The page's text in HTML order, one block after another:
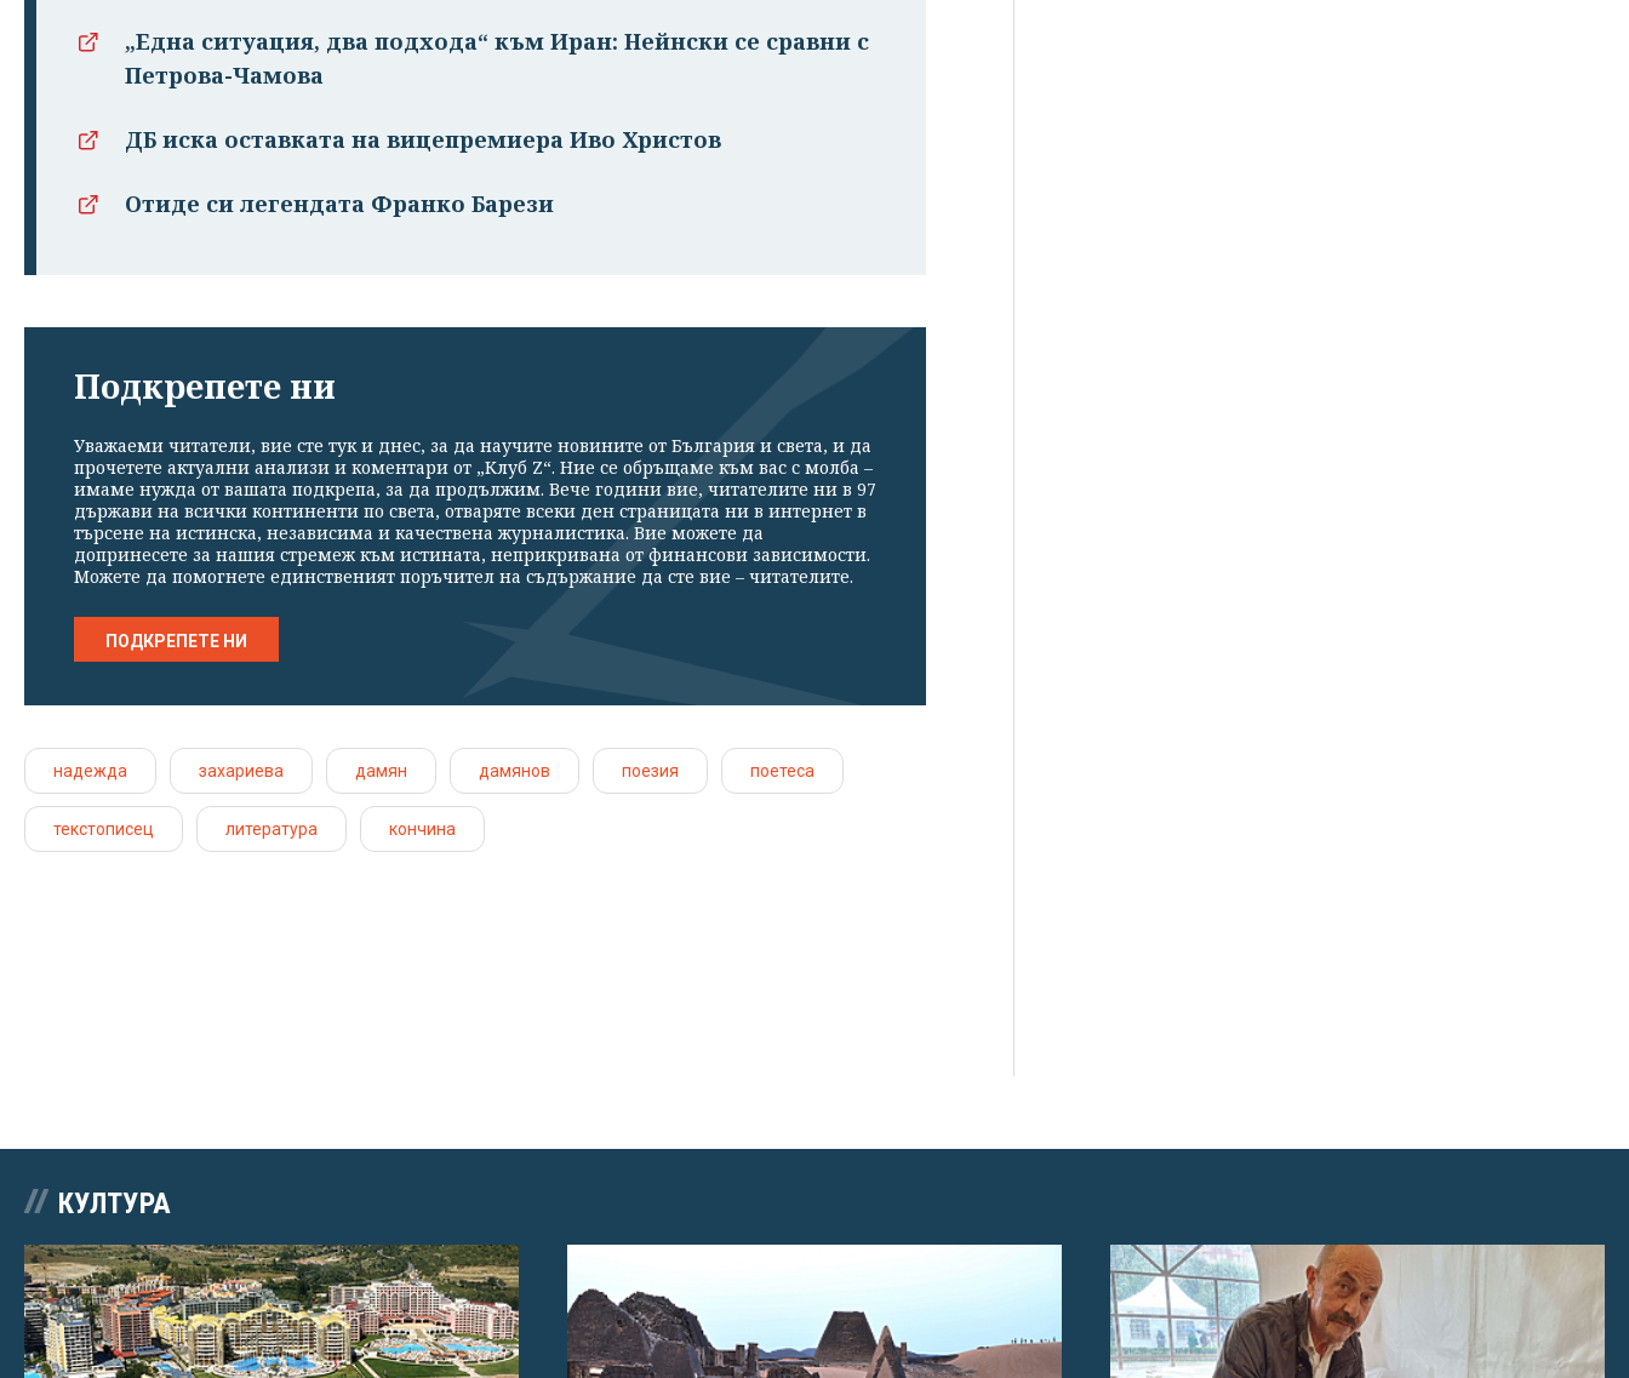
„Eдна ситуация, два подхода“ към Иран: Нейнски се сравни с
Петрова-Чамова
ДБ иска оставката на вицепремиера Иво Христов
Отиде си легендата Франко Барези
Подкрепете ни
Уважаеми читатели, вие сте тук и днес, за да научите новините от България и света, и да
прочетете актуални анализи и коментари от „Клуб Z“. Ние се обръщаме към вас с молба –
имаме нужда от вашата подкрепа, за да продължим. Вече години вие, читателите ни в 97
държави на всички континенти по света, отваряте всеки ден страницата ни в интернет в
търсене на истинска, независима и качествена журналистика. Вие можете да
допринесете за нашия стремеж към истината, неприкривана от финансови зависимости.
Можете да помогнете единственият поръчител на съдържание да сте вие – читателите.
ПОДКРЕПЕТЕ НИ
надежда захариева дамян дамянов поезия поетеса
текстописец литература кончина
КУЛТУРА